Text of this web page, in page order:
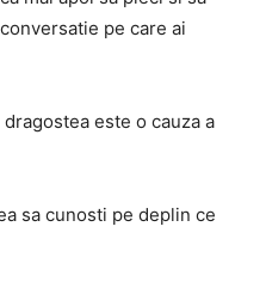
pe care ai
este o cauza a
sa cunosti pe deplin ce